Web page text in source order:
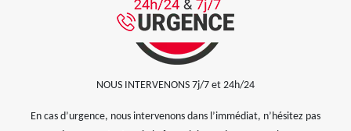
NOUS INTERVENONS 7j/7 et 24h/24
En cas d’urgence, nous intervenons dans l’immédiat, n’hésitez pas